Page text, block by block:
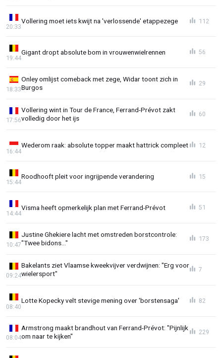
Vollering moet iets kwijt na 'verlossende' etappezege
20:33
112
Gigant dropt absolute bom in vrouwenwielrennen
19:44
56
Onley omlijst comeback met zege, Widar toont zich in
Burgos
18:33
29
Vollering wint in Tour de France, Ferrand-Prévot zakt
volledig door het ijs
17:56
60
Wederom raak: absolute topper maakt hattrick compleet
16:44
12
Roodhooft pleit voor ingrijpende verandering
15:44
15
Visma heeft opmerkelijk plan met Ferrand-Prévot
14:44
51
Justine Ghekiere lacht met omstreden borstcontrole:
"Twee bidons..."
10:47
173
Bakelants ziet Vlaamse kweekvijver verdwijnen: "Erg voor
wielersport"
09:24
7
Lotte Kopecky velt stevige mening over 'borstensaga'
08:40
82
Armstrong maakt brandhout van Ferrand-Prévot: "Pijnlijk
om naar te kijken"
08:04
229